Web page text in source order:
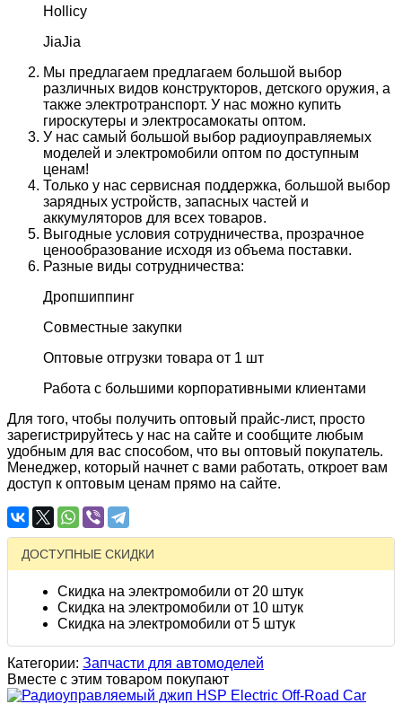
Hollicy
JiaJia
Мы предлагаем предлагаем большой выбор
различных видов конструкторов, детского оружия, а
также электротранспорт. У нас можно купить
гироскутеры и электросамокаты оптом.
У нас самый большой выбор радиоуправляемых
моделей и электромобили оптом по доступным
ценам!
Только у нас сервисная поддержка, большой выбор
зарядных устройств, запасных частей и
аккумуляторов для всех товаров.
Выгодные условия сотрудничества, прозрачное
ценообразование исходя из объема поставки.
Разные виды сотрудничества:
Дропшиппинг
Совместные закупки
Оптовые отгрузки товара от 1 шт
Работа с большими корпоративными клиентами
Для того, чтобы получить оптовый прайс-лист, просто
зарегистрируйтесь у нас на сайте и сообщите любым
удобным для вас способом, что вы оптовый покупатель.
Менеджер, который начнет с вами работать, откроет вам
доступ к оптовым ценам прямо на сайте.
ДОСТУПНЫЕ СКИДКИ
Скидка на электромобили от 20 штук
Скидка на электромобили от 10 штук
Скидка на электромобили от 5 штук
Категории: Запчасти для автомоделей
Вместе с этим товаром покупают